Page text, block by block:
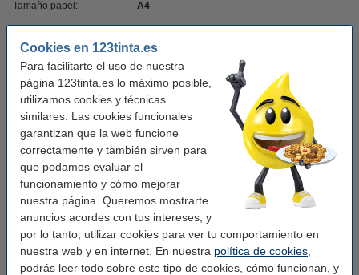
Cookies en 123tinta.es
Para facilitarte el uso de nuestra
página 123tinta.es lo máximo posible,
utilizamos cookies y técnicas
similares. Las cookies funcionales
garantizan que la web funcione
correctamente y también sirven para
que podamos evaluar el
funcionamiento y cómo mejorar
nuestra página. Queremos mostrarte
anuncios acordes con tus intereses, y
por lo tanto, utilizar cookies para ver tu comportamiento en
nuestra web y en internet. En nuestra política de cookies
podrás leer todo sobre este tipo de cookies, cómo funcionan, y
Tamaño papel: A4
Wifi direct: sí
Conexión impresora: USB
Adf: sí (50 hojas)
Dúplex: sí (impresión)
Impresión móvil: sí (aplicación de impresión)
Memoria: 512 MB
Lugar de uso: Oficina pequeña